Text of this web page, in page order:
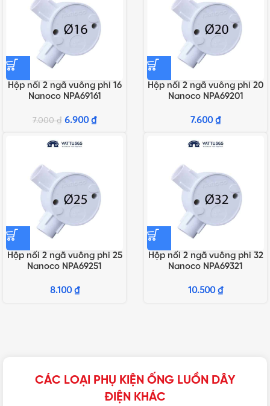
Hộp nối 2 ngã vuông phi 16
Nanoco NPA69161
7.000₫ 6.900 ₫
Hộp nối 2 ngã vuông phi 20
Nanoco NPA69201
7.600 ₫
Hộp nối 2 ngã vuông phi 25
Nanoco NPA69251
8.100 ₫
Hộp nối 2 ngã vuông phi 32
Nanoco NPA69321
10.500 ₫
CÁC LOẠI PHỤ KIỆN ỐNG LUỒN DÂY
ĐIỆN KHÁC